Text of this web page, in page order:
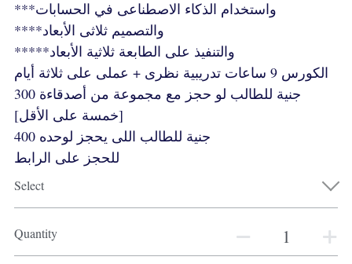
IBM Maximo Certificates
كورسات أون لاين
Free Lectures
***واستخدام الذكاء الاصطناعى في الحسابات
****والتصميم ثلاثى الأبعاد
*****والتنفيذ على الطابعة ثلاثية الأبعاد
الكورس 9 ساعات تدريبية نظرى + عملى على ثلاثة أيام
300 جنية للطالب لو حجز مع مجموعة من أصدقاءة
[خمسة على الأقل]
400 جنية للطالب اللى يحجز لوحده
للحجز على الرابط
Select
Quantity